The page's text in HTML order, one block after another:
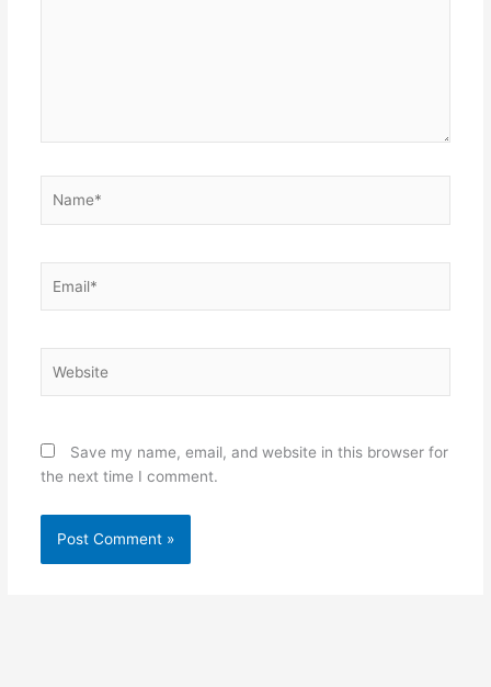
Save my name, email, and website in this browser for
the next time I comment.